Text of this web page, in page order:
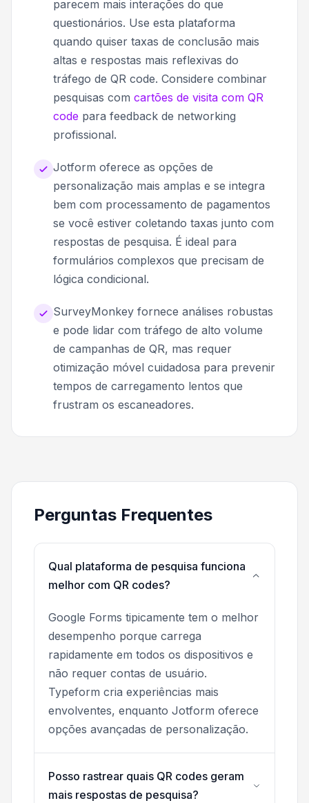
parecem mais interações do que
questionários. Use esta plataforma
quando quiser taxas de conclusão mais
altas e respostas mais reflexivas do
tráfego de QR code. Considere combinar
pesquisas com cartões de visita com QR
code para feedback de networking
profissional.
Jotform oferece as opções de
personalização mais amplas e se integra
bem com processamento de pagamentos
se você estiver coletando taxas junto com
respostas de pesquisa. É ideal para
formulários complexos que precisam de
lógica condicional.
SurveyMonkey fornece análises robustas
e pode lidar com tráfego de alto volume
de campanhas de QR, mas requer
otimização móvel cuidadosa para prevenir
tempos de carregamento lentos que
frustram os escaneadores.
Perguntas Frequentes
Qual plataforma de pesquisa funciona
melhor com QR codes?
Google Forms tipicamente tem o melhor
desempenho porque carrega
rapidamente em todos os dispositivos e
não requer contas de usuário.
Typeform cria experiências mais
envolventes, enquanto Jotform oferece
opções avançadas de personalização.
Posso rastrear quais QR codes geram
mais respostas de pesquisa?